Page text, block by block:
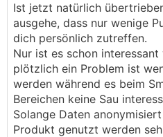
modernen Auto sitzen,
Daten en Masse Richtung
geschickt werden, um KI
Zum 🤮 finde ich, dass
das zu verweigern. Außer
ein "dumb car".
Ist jetzt natürlich
ausgehe, dass nur wenige
dich persönlich zutreffen.
Nur ist es schon
plötzlich ein Problem ist
werden während es beim
Bereichen keine Sau
Solange Daten
Produkt genutzt werden